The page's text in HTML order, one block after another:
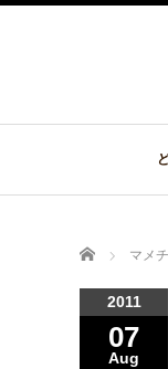
Home マメ
2011
07
Aug